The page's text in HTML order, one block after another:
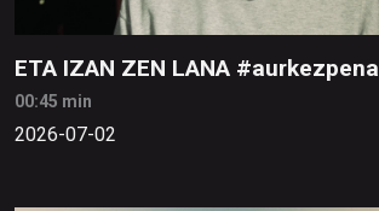
ETA IZAN ZEN LANA #aurkezpena
00:45 min
2026-07-02